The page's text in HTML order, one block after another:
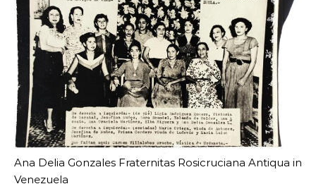
Ana Delia Gonzales Fraternitas Rosicruciana Antiqua in
Venezuela